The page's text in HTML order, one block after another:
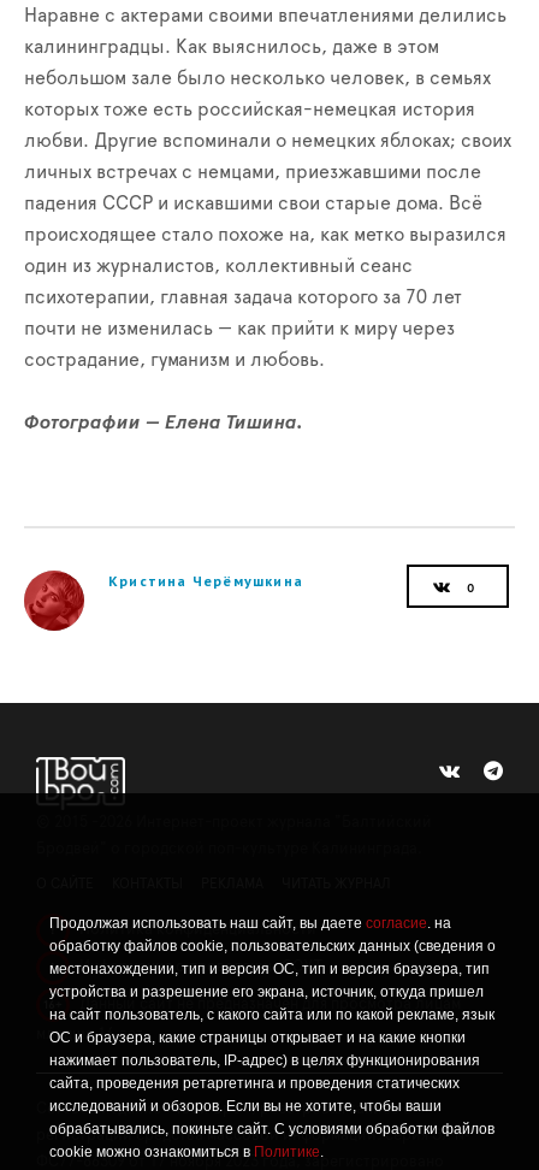
Продолжая использовать наш сайт, вы даете согласие. на
обработку файлов cookie, пользовательских данных (сведения о
местонахождении, тип и версия ОС, тип и версия браузера, тип
устройства и разрешение его экрана, источник, откуда пришел
на сайт пользователь, с какого сайта или по какой рекламе, язык
ОС и браузера, какие страницы открывает и на какие кнопки
нажимает пользователь, IP-адрес) в целях функционирования
сайта, проведения ретаргетинга и проведения статических
исследований и обзоров. Если вы не хотите, чтобы ваши
обрабатывались, покиньте сайт. С условиями обработки файлов
cookie можно ознакомиться в Политике.
Наравне с актерами своими впечатлениями делились
калининградцы. Как выяснилось, даже в этом
небольшом зале было несколько человек, в семьях
которых тоже есть российская-немецкая история
любви. Другие вспоминали о немецких яблоках; своих
личных встречах с немцами, приезжавшими после
падения СССР и искавшими свои старые дома. Всё
происходящее стало похоже на, как метко выразился
один из журналистов, коллективный сеанс
психотерапии, главная задача которого за 70 лет
почти не изменилась — как прийти к миру через
сострадание, гуманизм и любовь.
Фотографии — Елена Тишина.
Кристина Черёмушкина
! Политика конфиденциальности
! Информация о проведении СОУТ
Данный сайт не предназначен для просмотра лицам
младше 16 лет.
Сетевое издание «Твой Бро», реестровая запись о
регистрации средства массовой информации: серия Эл №
ФС77-86309 от 17 ноября 2023 года, зарегистрировано